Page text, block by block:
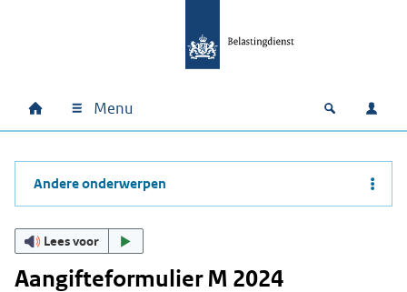
Hoofdnavigatie
Home Menu Open
Andere onderwerpen
Lees voor
Aangifteformulier M 2024